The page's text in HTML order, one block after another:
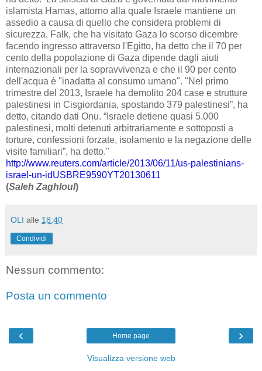
islamista Hamas, attorno alla quale Israele mantiene un
assedio a causa di quello che considera problemi di
sicurezza. Falk, che ha visitato Gaza lo scorso dicembre
facendo ingresso attraverso l'Egitto, ha detto che il 70 per
cento della popolazione di Gaza dipende dagli aiuti
internazionali per la sopravvivenza e che il 90 per cento
dell'acqua è "inadatta al consumo umano". "Nel primo
trimestre del 2013, Israele ha demolito 204 case e strutture
palestinesi in Cisgiordania, spostando 379 palestinesi”, ha
detto, citando dati Onu. “Israele detiene quasi 5.000
palestinesi, molti detenuti arbitrariamente e sottoposti a
torture, confessioni forzate, isolamento e la negazione delle
visite familiari”, ha detto."
http://www.reuters.com/article/2013/06/11/us-palestinians-
israel-un-idUSBRE9590YT20130611
(Saleh Zaghloul)
OLI alle 18:40
Condividi
Nessun commento:
Posta un commento
‹ ›
Home page
Visualizza versione web